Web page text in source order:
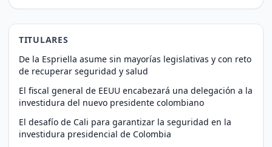
TITULARES
De la Espriella asume sin mayorías legislativas y con reto
de recuperar seguridad y salud
El fiscal general de EEUU encabezará una delegación a la
investidura del nuevo presidente colombiano
El desafío de Cali para garantizar la seguridad en la
investidura presidencial de Colombia